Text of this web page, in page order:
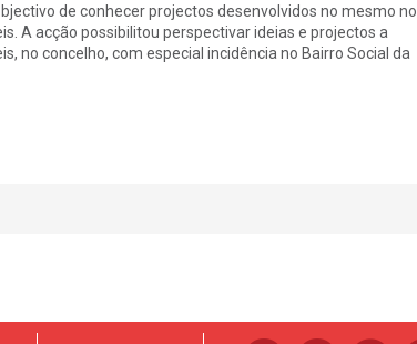
de conhecer projectos desenvolvidos no mesmo no
A acção possibilitou perspectivar ideias e projectos a
no concelho, com especial incidência no Bairro Social da